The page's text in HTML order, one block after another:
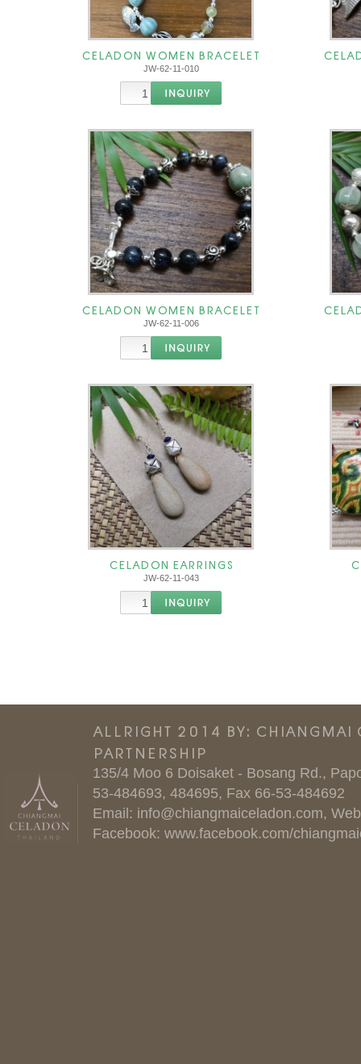
CELADON WOMEN BRACELET
JW-62-11-010
CELADON WOMEN BRACELET
JW-62-11-006
CELADON EARRINGS
JW-62-11-043
ALLRIGHT 2014 BY:
PARTNERSHIP
135/4 Moo 6 Doisaket - Bosang Rd.,
53-484693, 484695, Fax 66-53-484692
Email: info@chiangmaiceladon.com,
Facebook: www.facebook.com/